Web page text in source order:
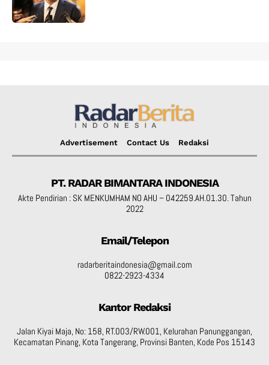
Advertisement Contact Us Redaksi
PT. RADAR BIMANTARA INDONESIA
Akte Pendirian : SK MENKUMHAM NO AHU – 042259.AH.01.30. Tahun
2022
Email/Telepon
radarberitaindonesia@gmail.com
0822-2923-4334
Kantor Redaksi
Jalan Kiyai Maja, No: 158, RT.003/RW.001, Kelurahan Panunggangan,
Kecamatan Pinang, Kota Tangerang, Provinsi Banten, Kode Pos 15143